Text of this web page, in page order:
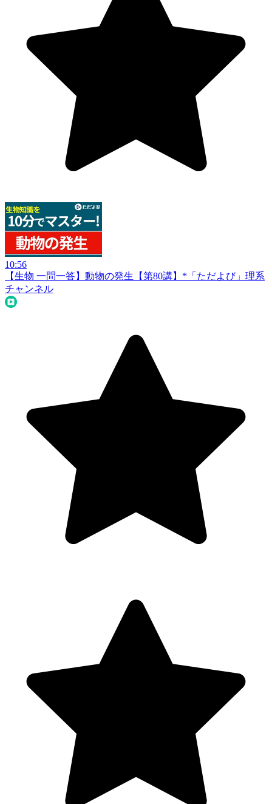
10:56
【生物 一問一答】動物の発生【第80講】* 「ただよび」理系
チャンネル